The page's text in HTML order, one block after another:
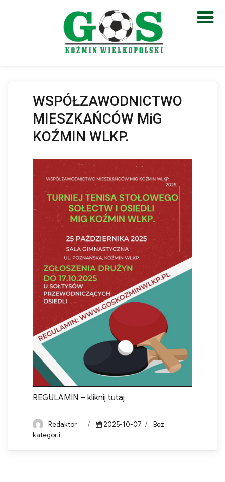
Otwórz pasek narzędzi
WSPÓŁZAWODNICTWO
MIESZKAŃCÓW MiG
KOŹMIN WLKP.
REGULAMIN – kliknij tutaj
Author
Redaktor
Posted
2025-10-07 Categories
Bez
kategorii